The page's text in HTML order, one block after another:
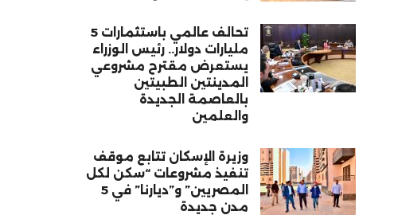
تحالف عالمي باستثمارات 5
مليارات دولار.. رئيس الوزراء
يستعرض مقترح مشروعي
المدينتين الطبيتين
بالعاصمة الجديدة
والعلمين
وزيرة الإسكان تتابع موقف
تنفيذ مشروعات “سكن لكل
المصريين” و”ديارنا” في 5
مدن جديدة